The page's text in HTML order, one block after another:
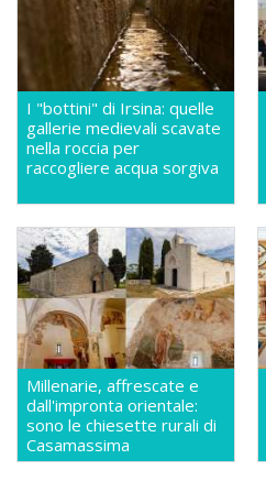
I "bottini" di Irsina: quelle
gallerie medievali scavate
nella roccia per
raccogliere acqua sorgiva
Millenarie, affrescate e
dall'impronta orientale:
sono le chiesette rurali di
Casamassima